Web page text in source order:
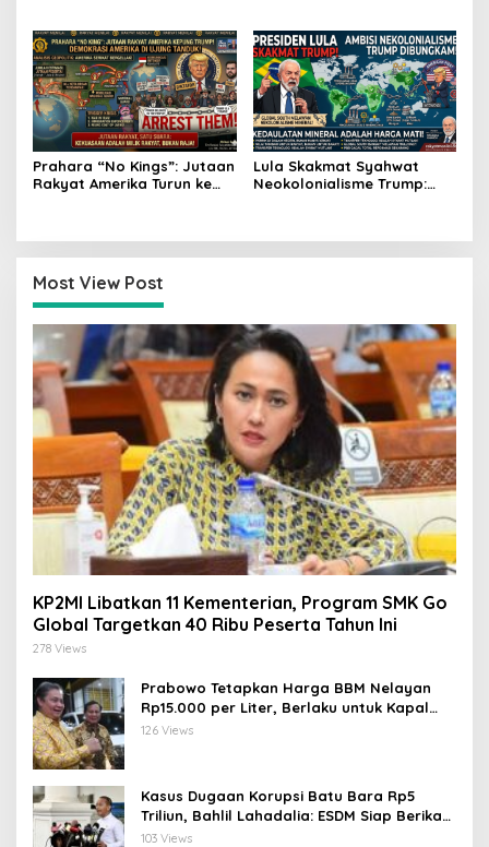
Militer Amerika Serikat
Forum Bisnis Jepang
Prahara “No Kings”: Jutaan
Rakyat Amerika Turun ke
Lula Skakmat Syahwat
Neokolonialisme Trump:
Most View Post
KP2MI Libatkan 11 Kementerian, Program SMK Go
Global Targetkan 40 Ribu Peserta Tahun Ini
278 Views
Prabowo Tetapkan Harga BBM Nelayan
Rp15.000 per Liter, Berlaku untuk Kapal
30-200 GT
126 Views
Kasus Dugaan Korupsi Batu Bara Rp5
Triliun, Bahlil Lahadalia: ESDM Siap Berikan
Data
103 Views